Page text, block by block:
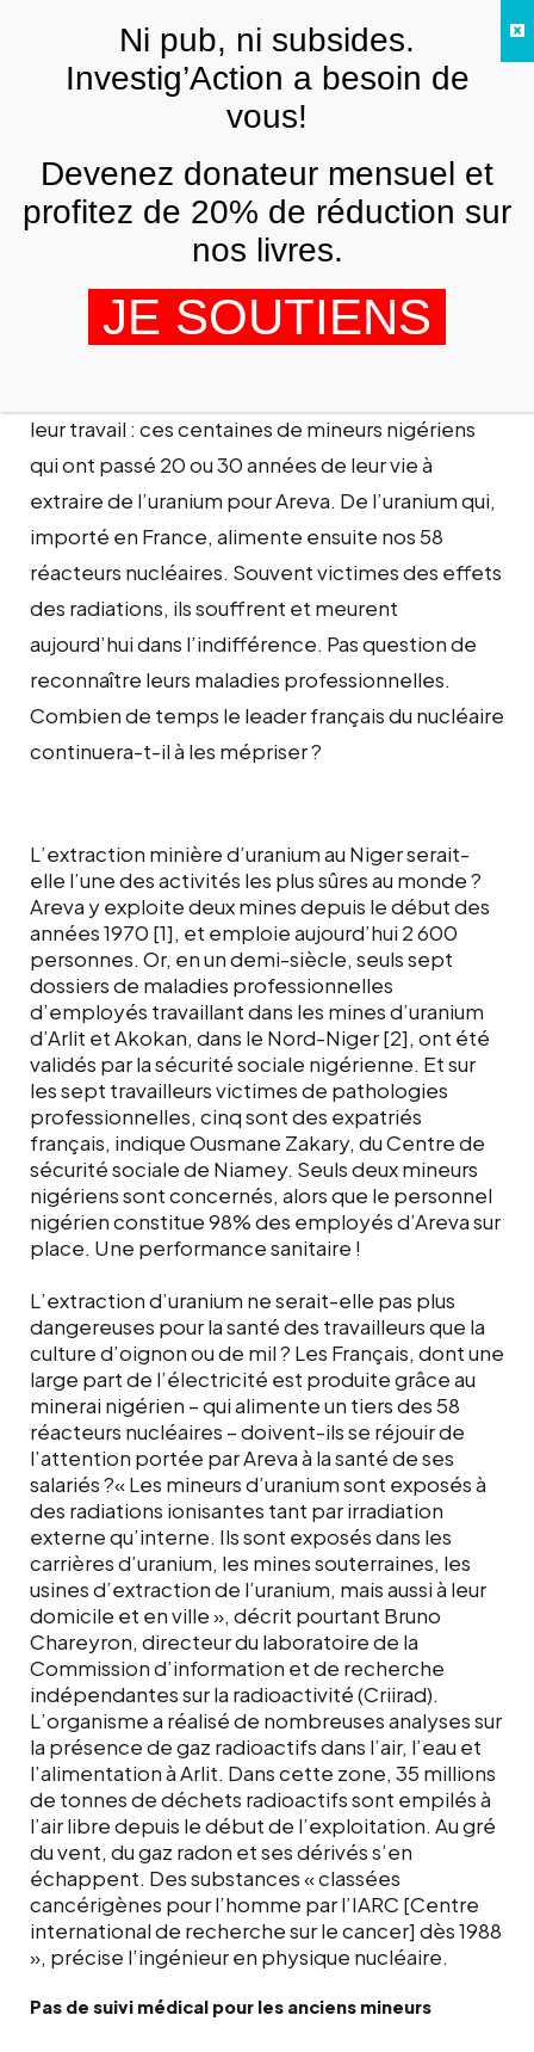
Comment Areva laisse mourir ses
travailleurs au Niger
24 JANVIER 2013
leur travail : ces centaines de mineurs nigériens
qui ont passé 20 ou 30 années de leur vie à
extraire de l’uranium pour Areva. De l’uranium qui,
importé en France, alimente ensuite nos 58
réacteurs nucléaires. Souvent victimes des effets
des radiations, ils souffrent et meurent
aujourd’hui dans l’indifférence. Pas question de
reconnaître leurs maladies professionnelles.
Combien de temps le leader français du nucléaire
continuera-t-il à les mépriser ?
L’extraction minière d’uranium au Niger serait-
elle l’une des activités les plus sûres au monde ?
Areva y exploite deux mines depuis le début des
années 1970 [1], et emploie aujourd’hui 2 600
personnes. Or, en un demi-siècle, seuls sept
dossiers de maladies professionnelles
d’employés travaillant dans les mines d’uranium
d’Arlit et Akokan, dans le Nord-Niger [2], ont été
validés par la sécurité sociale nigérienne. Et sur
les sept travailleurs victimes de pathologies
professionnelles, cinq sont des expatriés
français, indique Ousmane Zakary, du Centre de
sécurité sociale de Niamey. Seuls deux mineurs
nigériens sont concernés, alors que le personnel
nigérien constitue 98% des employés d’Areva sur
place. Une performance sanitaire !
L’extraction d’uranium ne serait-elle pas plus
dangereuses pour la santé des travailleurs que la
culture d’oignon ou de mil ? Les Français, dont une
large part de l’électricité est produite grâce au
minerai nigérien – qui alimente un tiers des 58
réacteurs nucléaires – doivent-ils se réjouir de
l’attention portée par Areva à la santé de ses
salariés ?« Les mineurs d’uranium sont exposés à
des radiations ionisantes tant par irradiation
externe qu’interne. Ils sont exposés dans les
carrières d’uranium, les mines souterraines, les
usines d’extraction de l’uranium, mais aussi à leur
domicile et en ville », décrit pourtant Bruno
Chareyron, directeur du laboratoire de la
Commission d’information et de recherche
indépendantes sur la radioactivité (Criirad).
L’organisme a réalisé de nombreuses analyses sur
la présence de gaz radioactifs dans l’air, l’eau et
l’alimentation à Arlit. Dans cette zone, 35 millions
de tonnes de déchets radioactifs sont empilés à
l’air libre depuis le début de l’exploitation. Au gré
du vent, du gaz radon et ses dérivés s’en
échappent. Des substances « classées
cancérigènes pour l’homme par l’IARC [Centre
international de recherche sur le cancer] dès 1988
», précise l’ingénieur en physique nucléaire.
Pas de suivi médical pour les anciens mineurs
FRNi pub, ni subsides.
Investig’Action a besoin de
vous!
Devenez donateur mensuel et
profitez de 20% de réduction sur
nos livres.
JE SOUTIENS